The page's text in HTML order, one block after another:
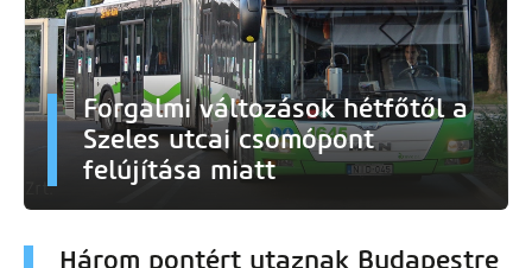
Forgalmi változások hétfőtől a
Szeles utcai csomópont
felújítása miatt
Három pontért utaznak Budapestre